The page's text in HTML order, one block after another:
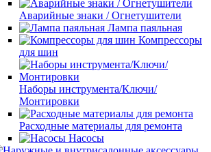
Аварийные знаки / Огнетушители
Лампа паяльная
Компрессоры
для шин
Наборы инструмента/Ключи/
Монтировки
Расходные материалы для ремонта
Насосы